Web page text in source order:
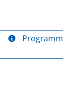
Programm